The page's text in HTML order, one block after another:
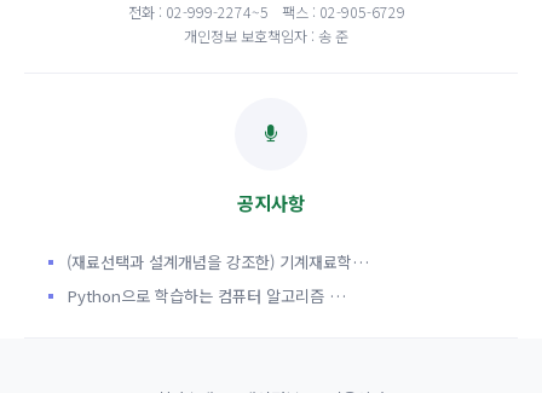
전화 : 02-999-2274~5
팩스 : 02-905-6729
개인정보 보호책임자 : 송 준
공지사항
(재료선택과 설계개념을 강조한) 기계재료학…
Python으로 학습하는 컴퓨터 알고리즘 …